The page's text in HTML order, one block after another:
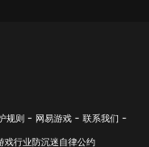
规则 - 网易游戏 - 联系我们 -
戏行业防沉迷自律公约